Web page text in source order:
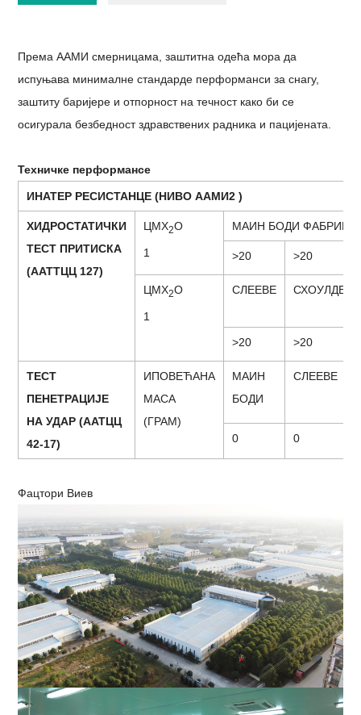
Према ААМИ смерницама, заштитна одећа мора да
испуњава минималне стандарде перформанси за снагу,
заштиту баријере и отпорност на течност како би се
осигурала безбедност здравствених радника и пацијената.
Техничке перформансе
ИНАТЕР РЕСИСТАНЦЕ (НИВО ААМИ2 )
ХИДРОСТАТИЧКИ
ТЕСТ ПРИТИСКА
(ААТТЦЦ 127)
ЦМХ2О
1
МАИН БОДИ ФАБРИЦ
>20 >20
ЦМХ2О
1
СЛЕЕВЕ СХОУЛДЕР
>20 >20
ТЕСТ
ПЕНЕТРАЦИЈЕ
НА УДАР (ААТЦЦ
42-17)
ИПОВЕЋАНА
МАСА
(ГРАМ)
МАИН
БОДИ
СЛЕЕВЕ
0 0
Фацтори Виев